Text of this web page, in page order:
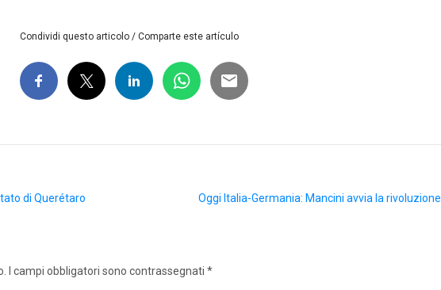
Condividi questo articolo / Comparte este artículo
di Querétaro Oggi Italia-Germania: Mancini avvia la rivoluzione
I campi obbligatori sono contrassegnati *